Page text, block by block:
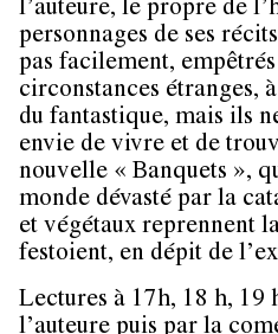
l’auteure, le propre de
personnages de ses
pas facilement,
circonstances étranges,
du fantastique, mais ils
envie de vivre et de
nouvelle « Banquets »,
monde dévasté par la
et végétaux reprennent
festoient, en dépit de
Lectures à 17h, 18 h, 19